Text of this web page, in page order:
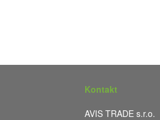
Kontakt
AVIS TRADE s.r.o.